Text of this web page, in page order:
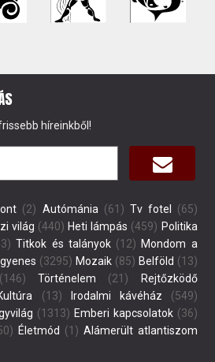
híreinkből!
(2) Autómánia (61) Tv fotel
(65)
világ (440) Heti lámpás (459) Politika
Titkok és talányok(12) Mondom a
(3295) Mozaik(85) Belföld (13)
Történelem (21)
Rejtőzködő
(13) Irodalmi kávéház (549)
(1313) Emberi kapcsolatok(36)
Életmód (1) Alámerült atlantiszom